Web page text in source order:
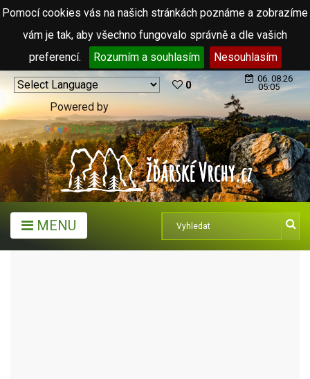
Pomocí cookies vás na našich stránkách poznáme a zobrazíme
vám je tak, aby všechno fungovalo správně a dle vašich
preferencí.
Rozumím a souhlasím Nesouhlasím
Powered by
Translate
0
06. 08.26
05:05
MENU